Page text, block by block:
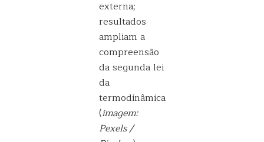
externa;
resultados
ampliam a
compreensão
da segunda lei
da
termodinâmica
(imagem:
Pexels /